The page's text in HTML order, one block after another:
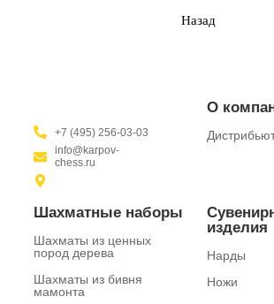
Назад
+7 (495) 256-03-03
info@karpov-
chess.ru
О
Шахматные наборы
Шахматы из ценных
пород дерева
Шахматы из бивня
мамонта
изделия
Нарды
Ножи